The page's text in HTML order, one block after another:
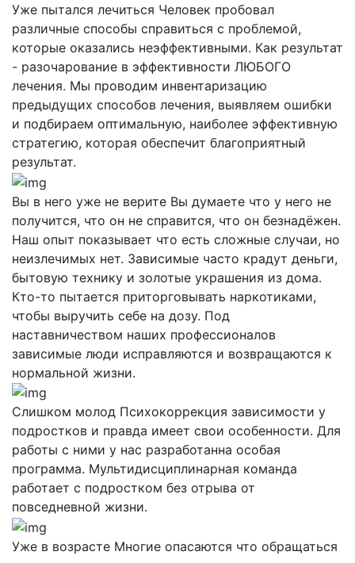
Уже пытался лечиться Человек пробовал
различные способы справиться с проблемой,
которые оказались неэффективными. Как результат
- разочарование в эффективности ЛЮБОГО
лечения. Мы проводим инвентаризацию
предыдущих способов лечения, выявляем ошибки
и подбираем оптимальную, наиболее эффективную
стратегию, которая обеспечит благоприятный
результат.
Вы в него уже не верите Вы думаете что у него не
получится, что он не справится, что он безнадёжен.
Наш опыт показывает что есть сложные случаи, но
неизлечимых нет. Зависимые часто крадут деньги,
бытовую технику и золотые украшения из дома.
Кто-то пытается приторговывать наркотиками,
чтобы выручить себе на дозу. Под
наставничеством наших профессионалов
зависимые люди исправляются и возвращаются к
нормальной жизни.
Слишком молод Психокоррекция зависимости у
подростков и правда имеет свои особенности. Для
работы с ними у нас разработанна особая
программа. Мультидисциплинарная команда
работает с подростком без отрыва от
повседневной жизни.
Уже в возрасте Многие опасаются что обращаться